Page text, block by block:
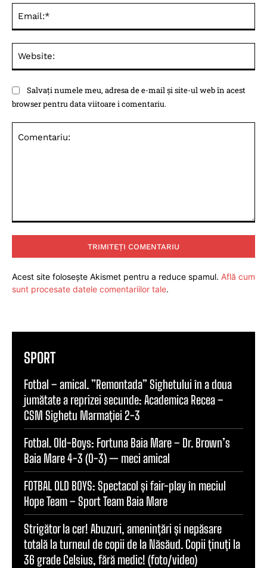
Salvați numele meu, adresa de e-mail și site-ul web în acest
browser pentru data viitoare i comentariu.
Acest site folosește Akismet pentru a reduce spamul. Află cum
sunt procesate datele comentariilor tale.
SPORT
Fotbal – amical. ”Remontada” Sighetului în a doua
jumătate a reprizei secunde: Academica Recea –
CSM Sighetu Marmației 2-3
Fotbal. Old-Boys: Fortuna Baia Mare – Dr. Brown’s
Baia Mare 4-3 (0-3) — meci amical
FOTBAL OLD BOYS: Spectacol și fair-play în meciul
Hope Team – Sport Team Baia Mare
Strigător la cer! Abuzuri, amenințări și nepăsare
totală la turneul de copii de la Năsăud. Copii ținuți la
36 grade Celsius, fără medic! (foto/video)